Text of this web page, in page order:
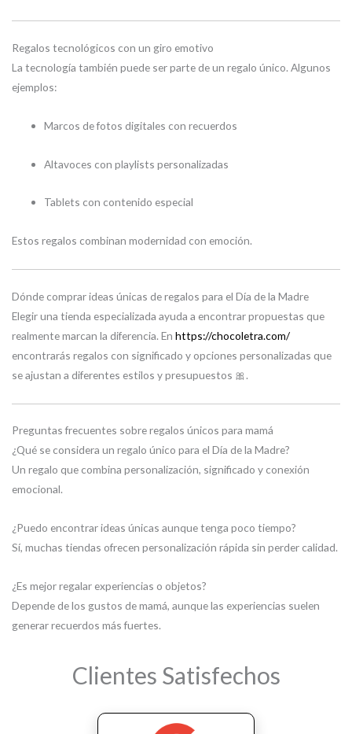
Regalos tecnológicos con un giro emotivo
La tecnología también puede ser parte de un regalo único. Algunos
ejemplos:
Marcos de fotos digitales con recuerdos
Altavoces con playlists personalizadas
Tablets con contenido especial
Estos regalos combinan modernidad con emoción.
Dónde comprar ideas únicas de regalos para el Día de la Madre
Elegir una tienda especializada ayuda a encontrar propuestas que
realmente marcan la diferencia. En https://chocoletra.com/
encontrarás regalos con significado y opciones personalizadas que
se ajustan a diferentes estilos y presupuestos 🎀.
Preguntas frecuentes sobre regalos únicos para mamá
¿Qué se considera un regalo único para el Día de la Madre?
Un regalo que combina personalización, significado y conexión
emocional.
¿Puedo encontrar ideas únicas aunque tenga poco tiempo?
Sí, muchas tiendas ofrecen personalización rápida sin perder calidad.
¿Es mejor regalar experiencias o objetos?
Depende de los gustos de mamá, aunque las experiencias suelen
generar recuerdos más fuertes.
Clientes Satisfechos